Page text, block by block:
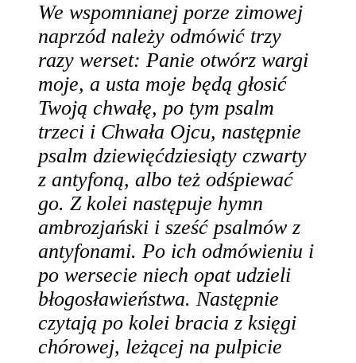
We wspomnianej porze zimowej
naprzód należy odmówić trzy
razy werset: Panie otwórz wargi
moje, a usta moje będą głosić
Twoją chwałę, po tym psalm
trzeci i Chwała Ojcu, następnie
psalm dziewięćdziesiąty czwarty
z antyfoną, albo też odśpiewać
go. Z kolei następuje hymn
ambrozjański i sześć psalmów z
antyfonami. Po ich odmówieniu i
po wersecie niech opat udzieli
błogosławieństwa. Następnie
czytają po kolei bracia z księgi
chórowej, leżącej na pulpicie